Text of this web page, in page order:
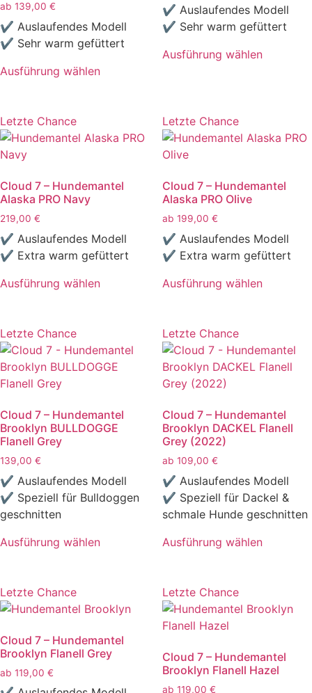
können
auf
der
gewählt
können
auf
Produktseite
ab 139,00 €
✔ Auslaufendes Modell
✔ Sehr warm gefüttert
Ausführung wählen
weist
mehrere
Varianten
Die
Optionen
können
auf
der
gewählt
✔ Auslaufendes Modell
✔ Sehr warm gefüttert
Ausführung wählen
mehrere
Varianten
auf.
Optionen
können
auf
der
Produktseite
werden
Letzte Chance
Cloud 7 – Hundemantel
Alaska PRO Navy
219,00 €
✔ Auslaufendes Modell
✔ Extra warm gefüttert
Ausführung wählen
weist
mehrere
Varianten
auf.
Optionen
können
auf
der
Produktseite
gewählt
werden
Letzte Chance
Cloud 7 – Hundemantel
Alaska PRO Olive
ab 199,00 €
✔ Auslaufendes Modell
✔ Extra warm gefüttert
Ausführung wählen
weist
mehrere
Varianten
auf.
Optionen
können
auf
der
Produktseite
gewählt
werden
Letzte Chance
Cloud 7 – Hundemantel
Brooklyn BULLDOGGE
Flanell Grey
139,00 €
✔ Auslaufendes Modell
✔ Speziell für Bulldoggen
geschnitten
Ausführung wählen
weist
mehrere
auf.
Die
Optionen
Letzte Chance
Cloud 7 – Hundemantel
Brooklyn DACKEL Flanell
Grey (2022)
ab 109,00 €
✔ Auslaufendes Modell
✔ Speziell für Dackel &
schmale Hunde geschnitten
Ausführung wählen
weist
mehrere
Varianten
Die
Optionen
Letzte Chance
Cloud 7 – Hundemantel
Brooklyn Flanell Grey
ab 119,00 €
Letzte Chance
Cloud 7 – Hundemantel
Brooklyn Flanell Hazel
ab 119,00 €